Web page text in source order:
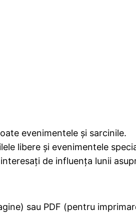
evenimentele și sarcinile.
libere și evenimentele
de influența lunii
sau PDF (pentru